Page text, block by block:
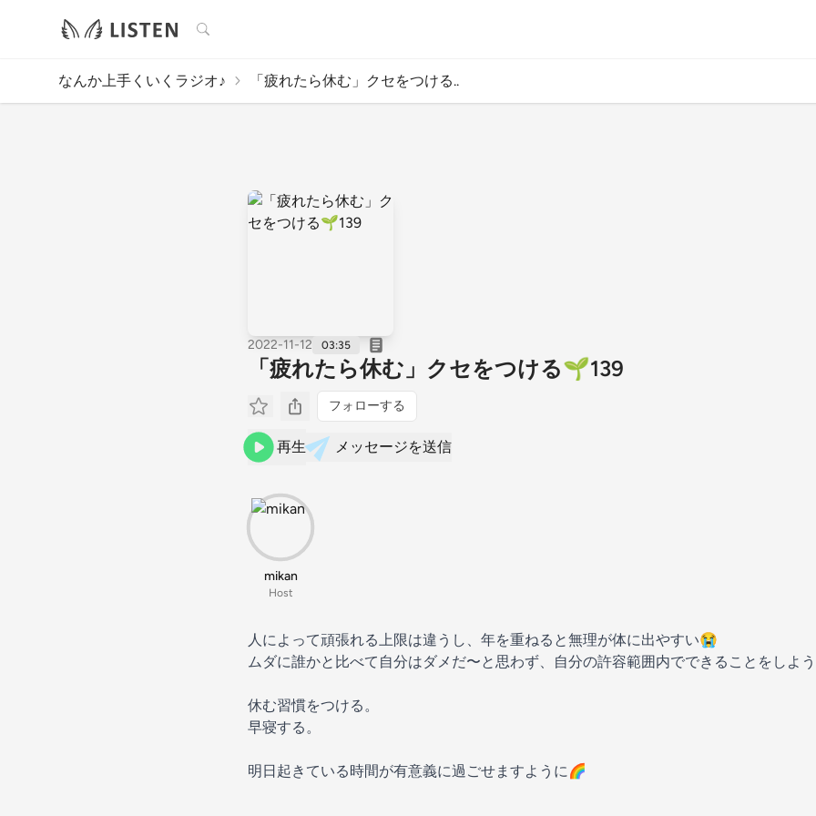
検索
なんか上手くいくラジオ♪ 「疲れたら休む」クセをつける..
2022-11-12 03:35
「疲れたら休む」クセをつける🌱139
フォローする
再生 メッセージを送信
mikan
Host
人によって頑張れる上限は違うし、年を重ねると無理が体に出やすい😭
ムダに誰かと比べて自分はダメだ〜と思わず、自分の許容範囲内でできることをしよ
休む習慣をつける。
早寝する。
明日起きている時間が有意義に過ごせますように🌈